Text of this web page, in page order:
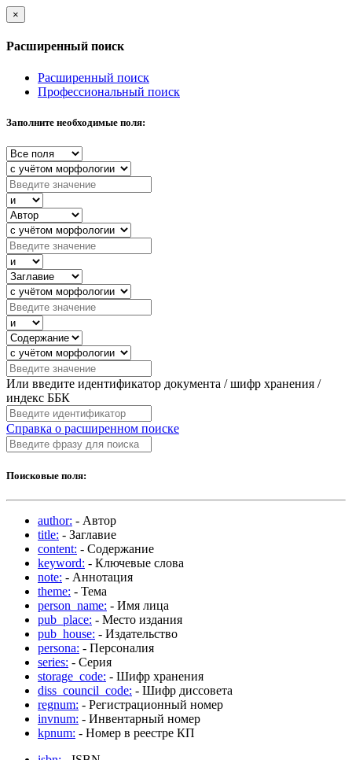
×
Расширенный поиск
Расширенный поиск
Профессиональный поиск
Заполните необходимые поля:
Или введите идентификатор документа / шифр хранения /
индекс ББК
Справка о расширенном поиске
Поисковые поля:
author: - Автор
title: - Заглавие
content: - Содержание
keyword: - Ключевые слова
note: - Аннотация
theme: - Тема
person_name: - Имя лица
pub_place: - Место издания
pub_house: - Издательство
persona: - Персоналия
series: - Серия
storage_code: - Шифр хранения
diss_council_code: - Шифр диссовета
regnum: - Регистрационный номер
invnum: - Инвентарный номер
kpnum: - Номер в реестре КП